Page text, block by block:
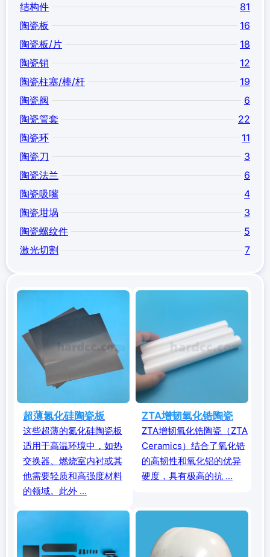
结构件
81
陶瓷板
16
陶瓷板/片
18
陶瓷销
12
陶瓷柱塞/棒/杆
19
陶瓷阀
6
陶瓷管套
22
陶瓷环
11
陶瓷刀
3
陶瓷法兰
6
陶瓷吸嘴
4
陶瓷坩埚
3
陶瓷螺纹件
5
激光切割
7
超薄氮化硅陶瓷板
这些超薄的氮化硅陶瓷板
适用于高温环境中，如热
交换器、燃烧室内衬或其
他需要轻质和高强度材料
的领域。此外 ...
ZTA增韧氧化锆陶瓷
ZTA增韧氧化锆陶瓷（ZTA
Ceramics）结合了氧化锆
的高韧性和氧化铝的优异
硬度，具有极高的抗 ...